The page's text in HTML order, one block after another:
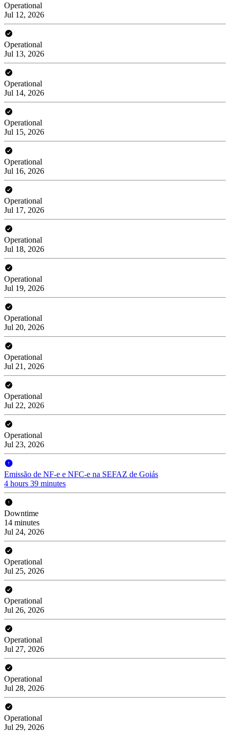
Operational
Jul 12, 2026
Operational
Jul 13, 2026
Operational
Jul 14, 2026
Operational
Jul 15, 2026
Operational
Jul 16, 2026
Operational
Jul 17, 2026
Operational
Jul 18, 2026
Operational
Jul 19, 2026
Operational
Jul 20, 2026
Operational
Jul 21, 2026
Operational
Jul 22, 2026
Operational
Jul 23, 2026
Emissão de NF-e e NFC-e na SEFAZ de Goiás
4 hours 39 minutes
Downtime
14 minutes
Jul 24, 2026
Operational
Jul 25, 2026
Operational
Jul 26, 2026
Operational
Jul 27, 2026
Operational
Jul 28, 2026
Operational
Jul 29, 2026